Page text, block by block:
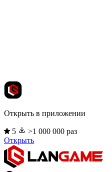
Открыть в приложении
5
>1 000 000 раз
Открыть